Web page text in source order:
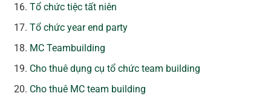
Tổ chức tiệc tất niên
Tổ chức year end party
MC Teambuilding
Cho thuê dụng cụ tổ chức team building
Cho thuê MC team building